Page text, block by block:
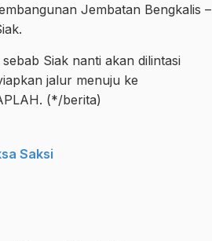
Jembatan Bengkalis –
Siak nanti akan dilintasi
jalur menuju ke
(*/berita)
Saksi